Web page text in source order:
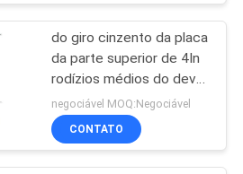
do giro cinzento da placa
da parte superior de 4In
rodízios médios do dever
TPR para a cama médica
negociável MOQ:Negociável
CONTATO